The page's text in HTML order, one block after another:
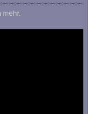
mehr.